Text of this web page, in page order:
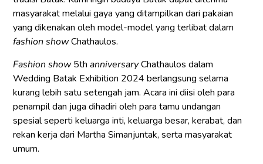
masyarakat melalui gaya yang ditampilkan dari pakaian
yang dikenakan oleh model-model yang terlibat dalam
fashion showChathaulos.
Fashion show5thanniversaryChathaulos dalam
Wedding Batak Exhibition 2024 berlangsung selama
kurang lebih satu setengah jam. Acara ini diisi oleh para
penampil dan juga dihadiri oleh para tamu undangan
spesial seperti keluarga inti, keluarga besar, kerabat, dan
rekan kerja dari Martha Simanjuntak, serta masyarakat
umum.